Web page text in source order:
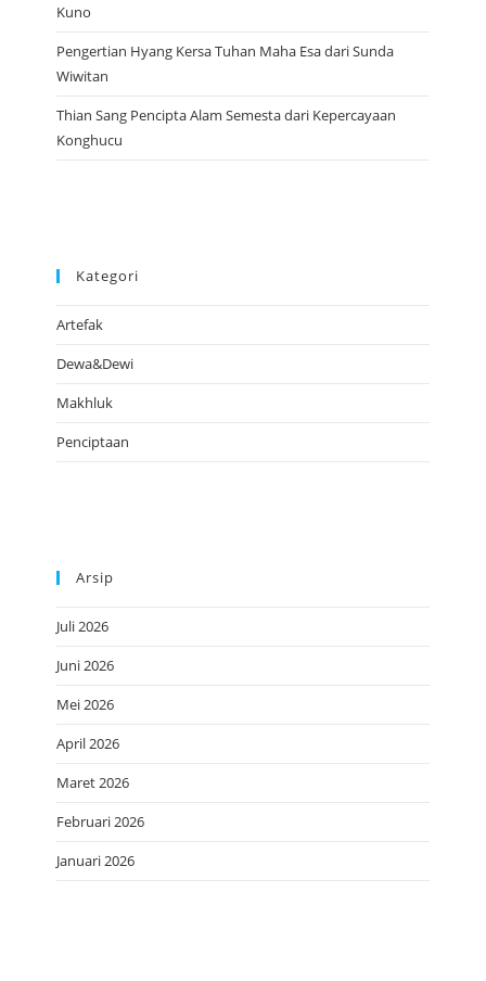
Kuno
Pengertian Hyang Kersa Tuhan Maha Esa dari Sunda
Wiwitan
Thian Sang Pencipta Alam Semesta dari Kepercayaan
Konghucu
Kategori
Artefak
Dewa&Dewi
Makhluk
Penciptaan
Arsip
Juli 2026
Juni 2026
Mei 2026
April 2026
Maret 2026
Februari 2026
Januari 2026